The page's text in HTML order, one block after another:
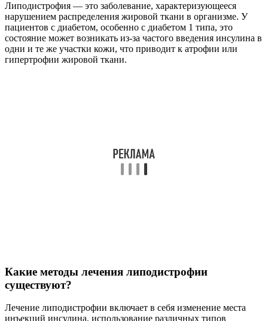
Липодистрофия — это заболевание, характеризующееся
нарушением распределения жировой ткани в организме. У
пациентов с диабетом, особенно с диабетом 1 типа, это
состояние может возникать из-за частого введения инсулина в
одни и те же участки кожи, что приводит к атрофии или
гипертрофии жировой ткани.
Какие методы лечения липодистрофии
существуют?
Лечение липодистрофии включает в себя изменение места
инъекций инсулина, использование различных типов